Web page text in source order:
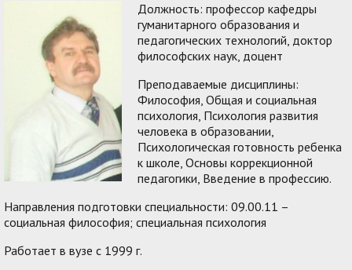
Должность: профессор кафедры
гуманитарного образования и
педагогических технологий, доктор
философских наук, доцент
Преподаваемые дисциплины:
Философия, Общая и социальная
психология, Психология развития
человека в образовании,
Психологическая готовность ребенка
к школе, Основы коррекционной
педагогики, Введение в профессию.
Направления подготовки специальности: 09.00.11 –
социальная философия; специальная психология
Работает в вузе с 1999 г.